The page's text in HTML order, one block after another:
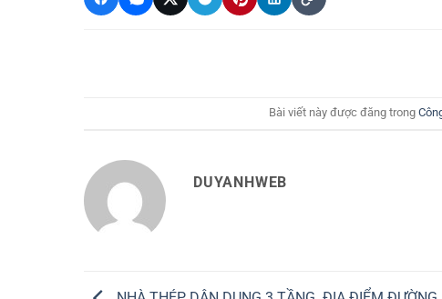
Bài viết này được đăng trong
DUYANHWEB